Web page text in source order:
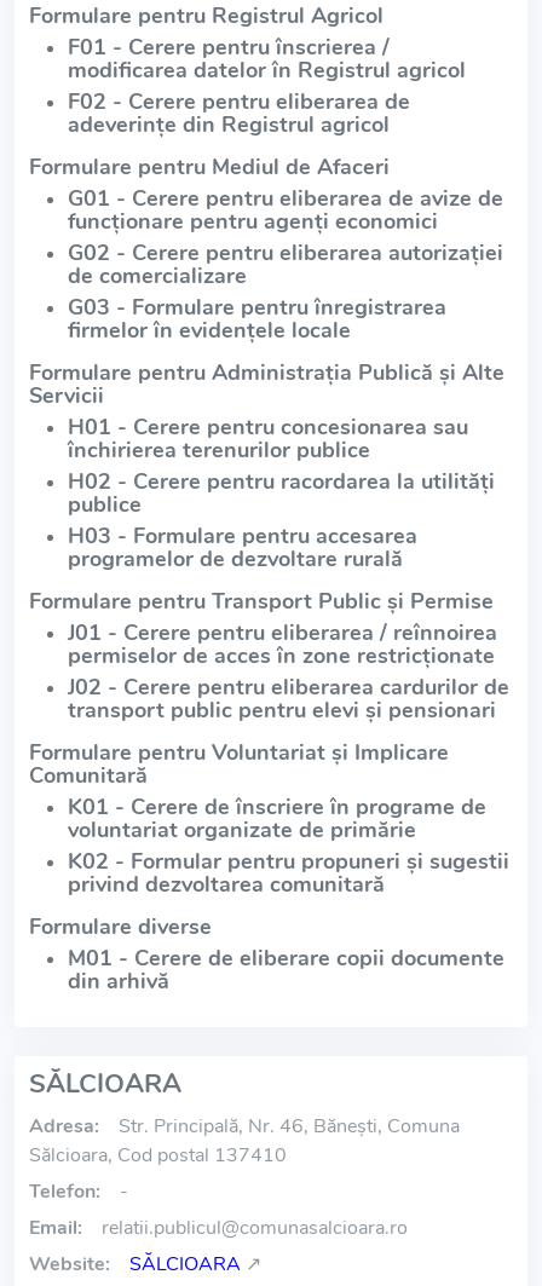
Formulare pentru Registrul Agricol
F01 - Cerere pentru înscrierea /
modificarea datelor în Registrul agricol
F02 - Cerere pentru eliberarea de
adeverințe din Registrul agricol
Formulare pentru Mediul de Afaceri
G01 - Cerere pentru eliberarea de avize de
funcționare pentru agenți economici
G02 - Cerere pentru eliberarea autorizației
de comercializare
G03 - Formulare pentru înregistrarea
firmelor în evidențele locale
Formulare pentru Administrația Publică și Alte
Servicii
H01 - Cerere pentru concesionarea sau
închirierea terenurilor publice
H02 - Cerere pentru racordarea la utilități
publice
H03 - Formulare pentru accesarea
programelor de dezvoltare rurală
Formulare pentru Transport Public și Permise
J01 - Cerere pentru eliberarea / reînnoirea
permiselor de acces în zone restricționate
J02 - Cerere pentru eliberarea cardurilor de
transport public pentru elevi și pensionari
Formulare pentru Voluntariat și Implicare
Comunitară
K01 - Cerere de înscriere în programe de
voluntariat organizate de primărie
K02 - Formular pentru propuneri și sugestii
privind dezvoltarea comunitară
Formulare diverse
M01 - Cerere de eliberare copii documente
din arhivă
SĂLCIOARA
Adresa:
Str. Principală, Nr. 46, Bănești, Comuna
Sălcioara, Cod postal 137410
Telefon:
-
Email:
relatii.publicul@comunasalcioara.ro
Website:
SĂLCIOARA ↗